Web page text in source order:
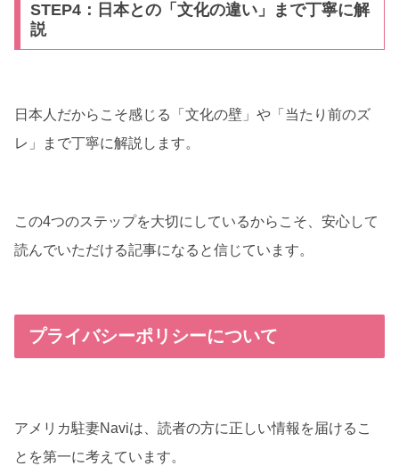
STEP4：日本との「文化の違い」まで丁寧に解
説
日本人だからこそ感じる「文化の壁」や「当たり前のズ
レ」まで丁寧に解説します。
この4つのステップを大切にしているからこそ、安心して
読んでいただける記事になると信じています。
プライバシーポリシーについて
アメリカ駐妻Naviは、読者の方に正しい情報を届けるこ
とを第一に考えています。